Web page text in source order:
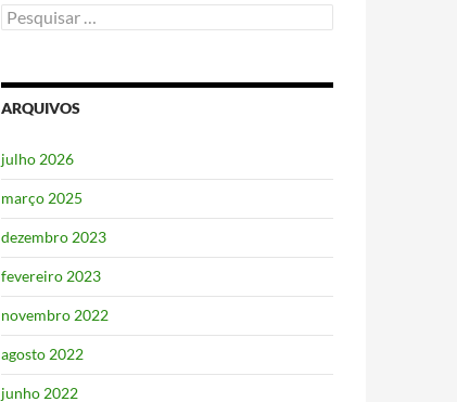
Pesquisar
por:
ARQUIVOS
julho 2026
março 2025
dezembro 2023
fevereiro 2023
novembro 2022
agosto 2022
junho 2022